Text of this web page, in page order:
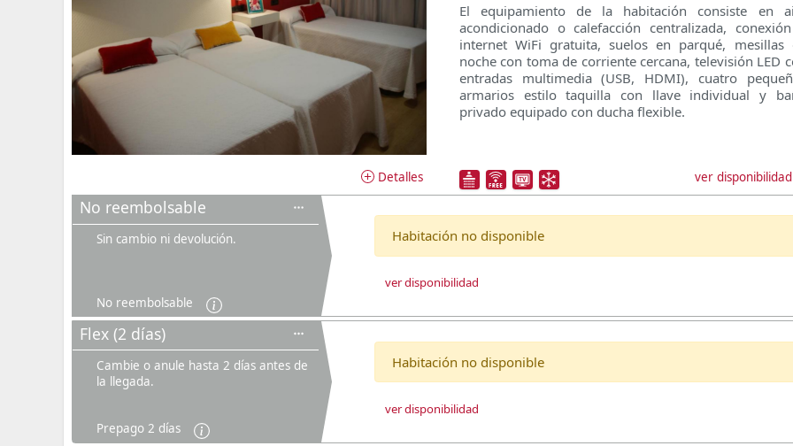
Detalles
El equipamiento de la habitación consiste en
acondicionado o calefacción centralizada,
internet WiFi gratuita, suelos en parqué, mesillas
noche con toma de corriente cercana, televisión LED
entradas multimedia (USB, HDMI), cuatro
armarios estilo taquilla con llave individual y
privado equipado con ducha flexible.
ver disponibilidad
No reembolsable
Sin cambio ni devolución.
No reembolsable
Habitación no disponible
ver disponibilidad
Flex (2 días)
Cambie o anule hasta 2 días antes de
la llegada.
Prepago 2 días
Habitación no disponible
ver disponibilidad